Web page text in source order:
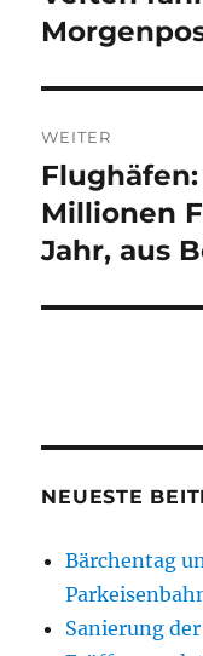
WEITER
Nächster
Beitrag:
Flughäfen:
Millionen
Jahr, aus
NEUESTE
Bärchentag
Sanierung